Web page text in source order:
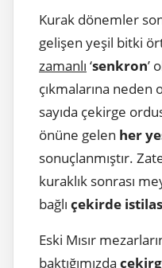
Kurak dönemler
gelişen yeşil bitki
zamanlı ‘senkron’
çıkmalarına
sayıda çekirge
önüne gelen her
sonuçlanmıştır.
kuraklık sonrası
bağlı çekirde
Eski Mısır
baktığımızda